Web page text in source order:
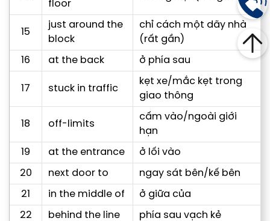
floor
15
just around the
block
chỉ cách một dãy nhà
(rất gần)
16 at the back ở phía sau
17 stuck in traffic
kẹt xe/mắc kẹt trong
giao thông
18 off-limits
cấm vào/ngoài giới
hạn
19 at the entrance ở lối vào
20 next door to ngay sát bên/kế bên
21 in the middle of ở giữa của
22 behind the line phía sau vạch kẻ